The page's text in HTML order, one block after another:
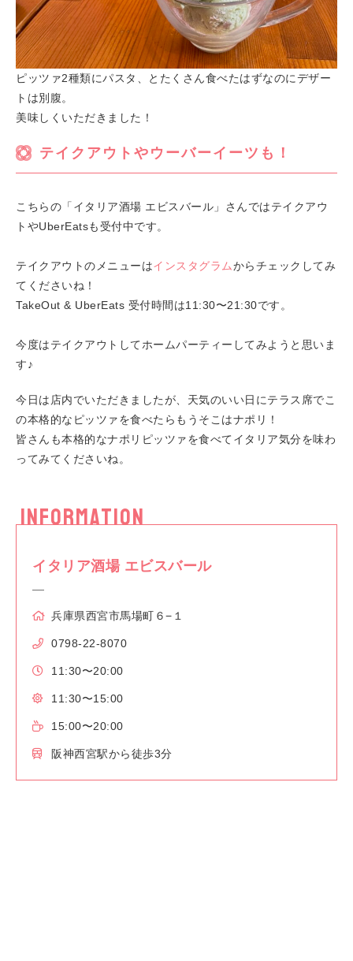
ピッツァ2種類にパスタ、とたくさん食べたはずなのにデザー
トは別腹。
美味しくいただきました！
テイクアウトやウーバーイーツも！
こちらの「イタリア酒場 エビスバール」さんではテイクアウ
トやUberEatsも受付中です。
テイクアウトのメニューはインスタグラムからチェックしてみ
てくださいね！
TakeOut & UberEats 受付時間は11:30〜21:30です。
今度はテイクアウトしてホームパーティーしてみようと思いま
す♪
今日は店内でいただきましたが、天気のいい日にテラス席でこ
の本格的なピッツァを食べたらもうそこはナポリ！
皆さんも本格的なナポリピッツァを食べてイタリア気分を味わ
ってみてくださいね。
INFORMATION
イタリア酒場 エビスバール
兵庫県西宮市馬場町６−１
0798-22-8070
11:30〜20:00
11:30〜15:00
15:00〜20:00
阪神西宮駅から徒歩3分